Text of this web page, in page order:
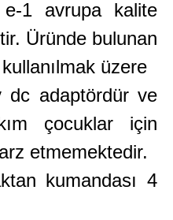
e-1 avrupa kalite
Üründe bulunan
üzere
dc adaptördür ve
çocuklar için
etmemektedir.
kumandası 4